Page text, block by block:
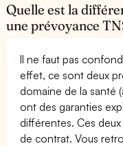
Quelle est la
une prévoyance
Il ne faut pas
effet, ce sont deux
domaine de la santé
ont des garanties
différentes. Ces
de contrat. Vous